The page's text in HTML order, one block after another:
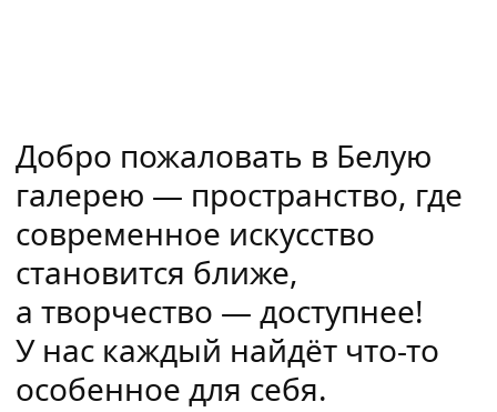
Добро пожаловать в Белую
галерею — пространство, где
современное искусство
становится ближе,
а творчество — доступнее!
У нас каждый найдёт что-то
особенное для себя.